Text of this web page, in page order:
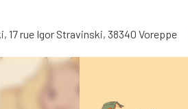
17 rue Igor Stravinski, 38340 Voreppe